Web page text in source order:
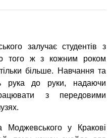
залучає студентів з
того ж з кожним роком
більше. Навчання та
рука до руки, надаючи
з передовими
Моджевського у Кракові